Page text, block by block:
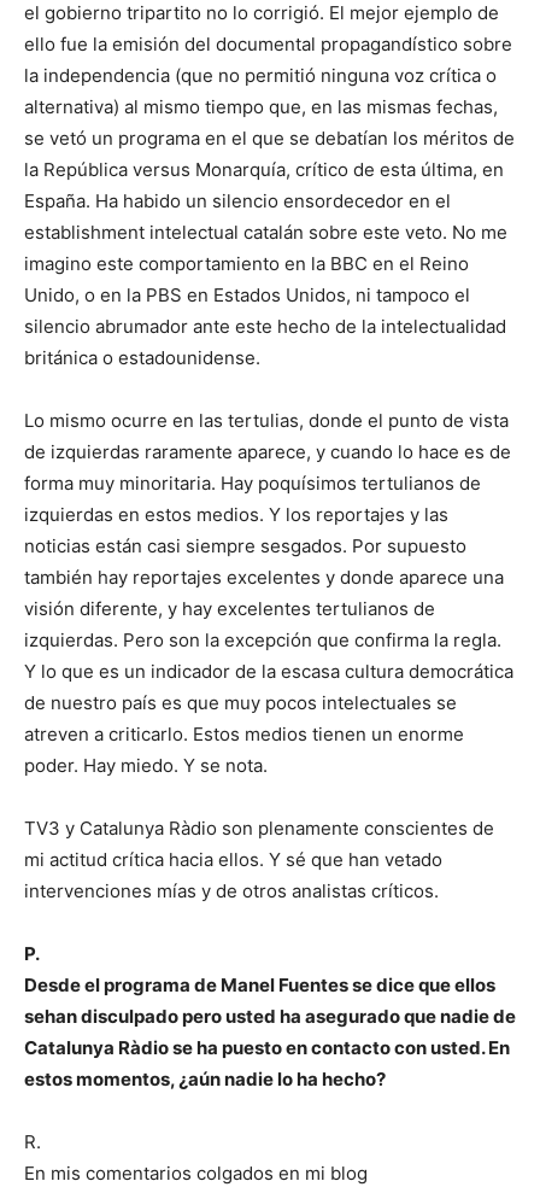
el gobierno tripartito no lo corrigió. El mejor ejemplo de
ello fue la emisión del documental propagandístico sobre
la independencia (que no permitió ninguna voz crítica o
alternativa) al mismo tiempo que, en las mismas fechas,
se vetó un programa en el que se debatían los méritos de
la República versus Monarquía, crítico de esta última, en
España. Ha habido un silencio ensordecedor en el
establishment intelectual catalán sobre este veto. No me
imagino este comportamiento en la BBC en el Reino
Unido, o en la PBS en Estados Unidos, ni tampoco el
silencio abrumador ante este hecho de la intelectualidad
británica o estadounidense.
Lo mismo ocurre en las tertulias, donde el punto de vista
de izquierdas raramente aparece, y cuando lo hace es de
forma muy minoritaria. Hay poquísimos tertulianos de
izquierdas en estos medios. Y los reportajes y las
noticias están casi siempre sesgados. Por supuesto
también hay reportajes excelentes y donde aparece una
visión diferente, y hay excelentes tertulianos de
izquierdas. Pero son la excepción que confirma la regla.
Y lo que es un indicador de la escasa cultura democrática
de nuestro país es que muy pocos intelectuales se
atreven a criticarlo. Estos medios tienen un enorme
poder. Hay miedo. Y se nota.
TV3 y Catalunya Ràdio son plenamente conscientes de
mi actitud crítica hacia ellos. Y sé que han vetado
intervenciones mías y de otros analistas críticos.
P.
Desde el programa de Manel Fuentes se dice que ellos
sehan disculpado pero usted ha asegurado que nadie de
Catalunya Ràdio se ha puesto en contacto con usted. En
estos momentos, ¿aún nadie lo ha hecho?
R.
En mis comentarios colgados en mi blog